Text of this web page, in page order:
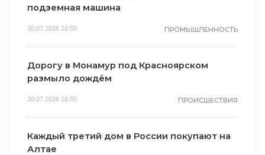
подземная машина
30.07.2026 16:50 ПРОМЫШЛЕННОСТЬ
Дорогу в Монамур под Красноярском
размыло дождём
30.07.2026 16:50 ПРОИСШЕСТВИЯ
Каждый третий дом в России покупают на
Алтае